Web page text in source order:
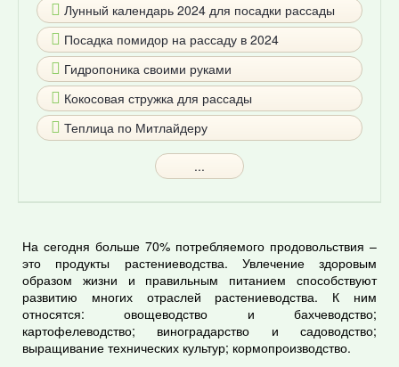
Лунный календарь 2024 для посадки рассады
Посадка помидор на рассаду в 2024
Гидропоника своими руками
Кокосовая стружка для рассады
Теплица по Митлайдеру
...
На сегодня больше 70% потребляемого продовольствия –
это продукты растениеводства. Увлечение здоровым
образом жизни и правильным питанием способствуют
развитию многих отраслей растениеводства. К ним
относятся: овощеводство и бахчеводство;
картофелеводство; виноградарство и садоводство;
выращивание технических культур; кормопроизводство.